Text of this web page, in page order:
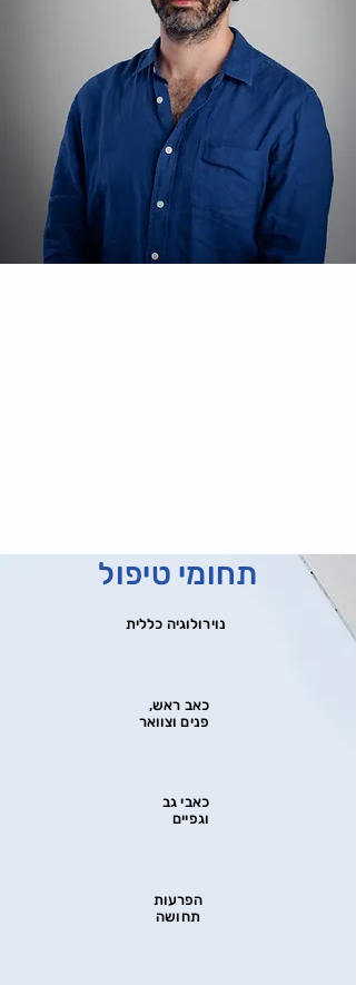
תחומי טיפול
נוירולוגיה כללית
כאב ראש,
פנים וצוואר
כאבי גב
וגפיים
הפרעות
תחושה